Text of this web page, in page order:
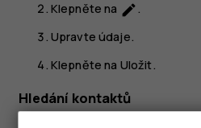
Klepněte na edit.
Upravte údaje.
Klepněte na Uložit .
Hledání kontaktů